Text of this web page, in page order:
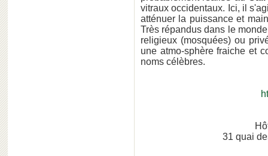
vitraux occidentaux. Ici, il
atténuer la puissance et
Très répandus dans le
religieux (mosquées) ou
une atmo-sphère fraiche et
noms célèbres.
31 quai